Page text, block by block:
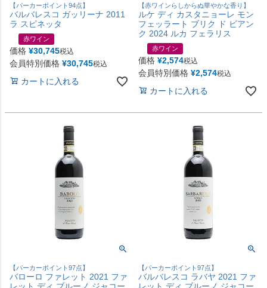
【パーカーポイント94点】
バルバレスコ ガッリーナ 2011
ラ スピネッタ
赤ワイン
価格 ¥30,745税込
会員特別価格 ¥30,745税込
カートに入れる
【赤ワインらしからぬ華やかな香り】
ルケ ディ カスタニョーレ モン
フェッラート ブリク ド ビアン
ク 2024 ルカ フェラリス
赤ワイン
価格 ¥2,574税込
会員特別価格 ¥2,574税込
カートに入れる
【パーカーポイント97点】
バローロ ファレット 2021 ファ
レット ディ ブルーノ ジャコー
【パーカーポイント97点】
バルバレスコ ラバヤ 2021 ファ
レット ディ ブルーノ ジャコー